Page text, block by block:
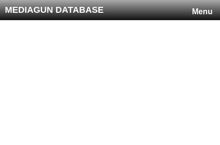
Menu
MEDIAGUN DATABASE